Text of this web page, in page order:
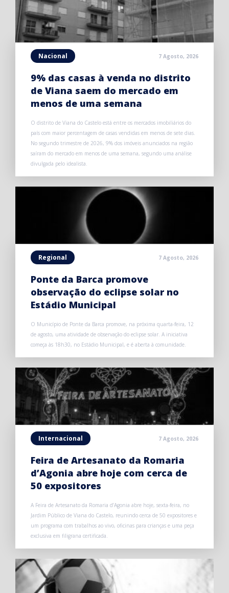
Nacional 7 Agosto, 2026
9% das casas à venda no distrito
de Viana saem do mercado em
menos de uma semana
O distrito de Viana do Castelo está entre os mercados imobiliários do
país com maior percentagem de casas vendidas em menos de sete dias.
No segundo trimestre de 2026, 9% dos imóveis anunciados na região
saíram do mercado em menos de uma semana, segundo uma análise
divulgada pelo idealista.
Regional 7 Agosto, 2026
Ponte da Barca promove
observação do eclipse solar no
Estádio Municipal
O Município de Ponte da Barca promove, na próxima quarta-feira, 12
de agosto, uma atividade de observação do eclipse solar. A iniciativa
começa às 18h30, no Estádio Municipal, e é aberta à comunidade.
Internacional 7 Agosto, 2026
Feira de Artesanato da Romaria
d’Agonia abre hoje com cerca de
50 expositores
A Feira de Artesanato da Romaria d’Agonia abre hoje, sexta-feira, no
Jardim Público de Viana do Castelo, reunindo cerca de 50 expositores e
um programa com trabalhos ao vivo, oficinas para crianças e uma peça
exclusiva em filigrana certificada.